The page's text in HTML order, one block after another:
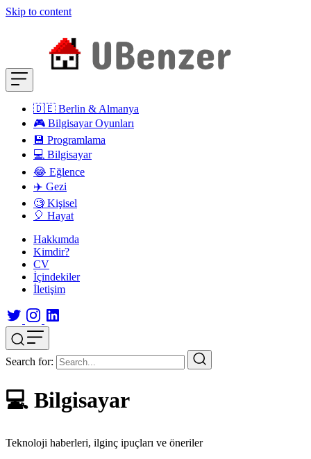
Skip to content
🇩🇪 Berlin & Almanya
🎮 Bilgisayar Oyunları
💾 Programlama
💻 Bilgisayar
😂 Eğlence
✈️ Gezi
🧐 Kişisel
🎈 Hayat
Hakkımda
Kimdir?
CV
İçindekiler
İletişim
Search for:
💻 Bilgisayar
Teknoloji haberleri, ilginç ipuçları ve öneriler